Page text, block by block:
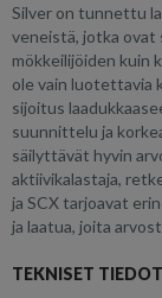
Silver on tunnettu
veneistä, jotka ovat
mökkeilijöiden kuin
ole vain luotettavia
sijoitus
suunnittelu ja
säilyttävät hyvin
aktiivikalastaja,
ja SCX tarjoavat
ja laatua, joita
TEKNISET